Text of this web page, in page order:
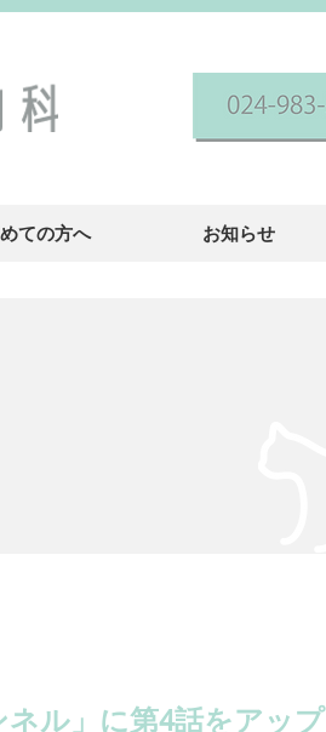
ての方へ お知らせ
ル」に第4話をアップ